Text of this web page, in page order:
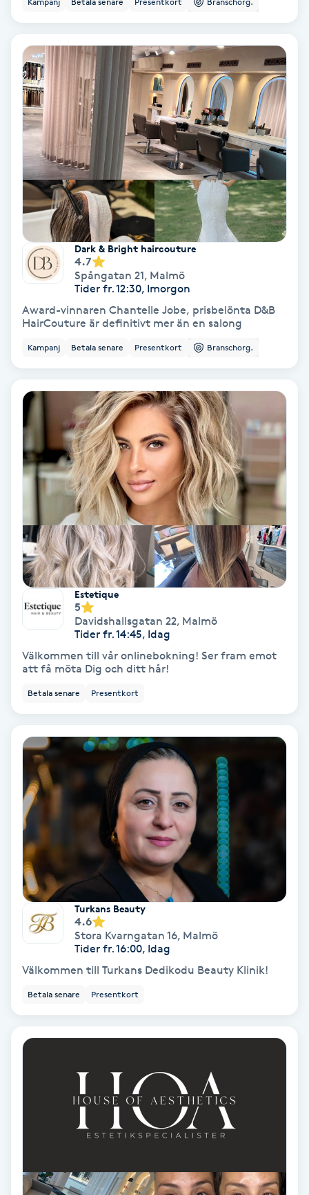
Babylights
Balayage
Bambumassage
Barber
Barnklippning
BIAB
Brynfärgning
Brynplockning
Bröllopsuppsättning
Celluliter
Coachning
Color correction
Cryoterapi
Dermapen
Diamantslipning
Enzympeeling
Extensions
Extensions borttagning
Eyeliner-tatuering
Fet hårbotten
Fibromassage
Dark & Bright haircouture
4.7
Spångatan 21, Malmö
Tider fr. 12:30, Imorgon
Award-vinnaren Chantelle Jobe, prisbelönta D&B
HairCouture är definitivt mer än en salong
Kampanj Betala senare Presentkort Branschorg.
Estetique
5
Davidshallsgatan 22, Malmö
Tider fr. 14:45, Idag
Välkommen till vår onlinebokning! Ser fram emot
att få möta Dig och ditt hår!
Betala senare Presentkort
Turkans Beauty
4.6
Stora Kvarngatan 16, Malmö
Tider fr. 16:00, Idag
Välkommen till Turkans Dedikodu Beauty Klinik!
Betala senare Presentkort